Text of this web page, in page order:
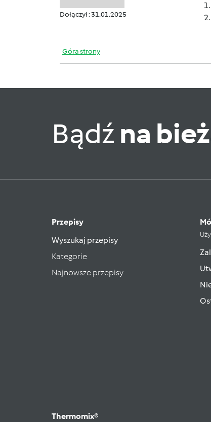
Dołączył : 31.01.2025
Góra strony
Bądź na
Przepisy
Wyszukaj przepisy
Kategorie
Najnowsze przepisy
Thermomix®